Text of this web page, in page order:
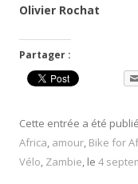
Olivier Rochat
Partager :
Cette entrée a été
Africa, amour, Bike for
Vélo, Zambie, le 4